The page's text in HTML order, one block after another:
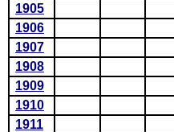
1905
1906
1907
1908
1909
1910
1911